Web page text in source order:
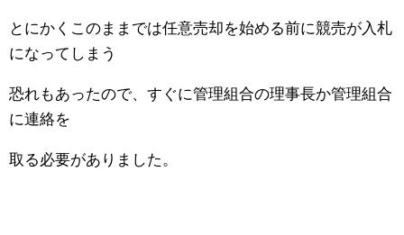
とにかくこのままでは任意売却を始める前に競売が入札
になってしまう
恐れもあったので、すぐに管理組合の理事長か管理組合
に連絡を
取る必要がありました。